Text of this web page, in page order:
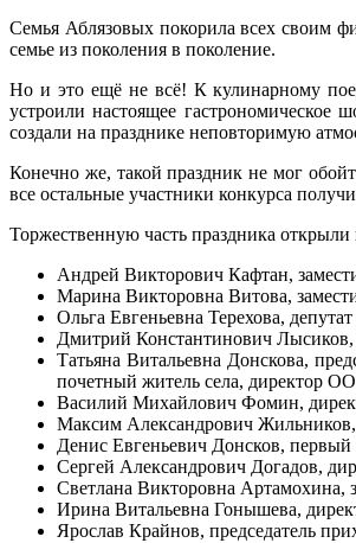
Семья Аблязовых покорила всех своим
семье из поколения в поколение.
Но и это ещё не всё! К кулинарному
устроили настоящее
создали на празднике неповторимую
Конечно же, такой праздник не мог
все остальные участники конкурса
Торжественную часть праздника
Андрей Викторович Кафтан,
Марина Викторовна Витова,
Ольга Евгеньевна Терехова,
Дмитрий Константинович Лысиков,
Татьяна Витальевна Донскова,
почетный житель села, директор
Василий Михайлович Фомин,
Максим Александрович
Денис Евгеньевич Донсков,
Сергей Александрович Догадов,
Светлана Викторовна Артамохина,
Ирина Витальевна Гонышева,
Ярослав Крайнов, председатель